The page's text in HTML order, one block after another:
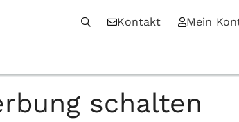
Kontakt Mein
schalten